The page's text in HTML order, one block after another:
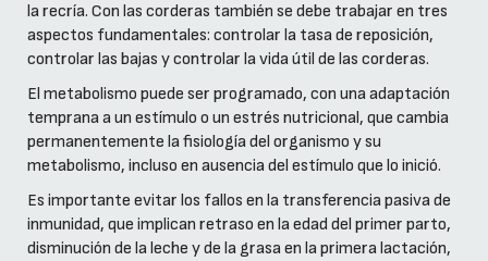
la recría. Con las corderas también se debe trabajar en tres
aspectos fundamentales: controlar la tasa de reposición,
controlar las bajas y controlar la vida útil de las corderas.
El metabolismo puede ser programado, con una adaptación
temprana a un estímulo o un estrés nutricional, que cambia
permanentemente la fisiología del organismo y su
metabolismo, incluso en ausencia del estímulo que lo inició.
Es importante evitar los fallos en la transferencia pasiva de
inmunidad, que implican retraso en la edad del primer parto,
disminución de la leche y de la grasa en la primera lactación,